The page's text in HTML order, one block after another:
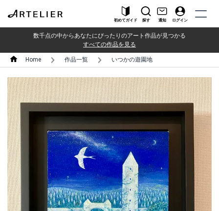
初めてガイド 探す 通知 ログイン
数千点の中からあなたにぴったりのアート作品が見つかる
すべての作品を見る
Home 作品一覧 いつかの遊園地